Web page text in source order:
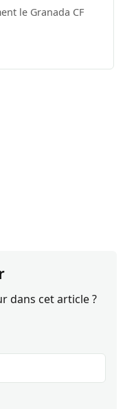
le Granada CF
dans cet article ?